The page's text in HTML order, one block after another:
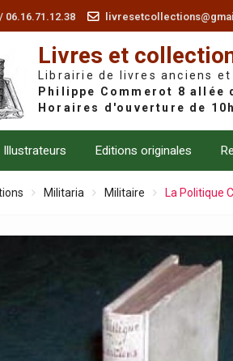
06.16.71.12.38
Livres et
Librairie de livres anciens et
Illustrateurs Editions originales
Militaria Militaire La Politique